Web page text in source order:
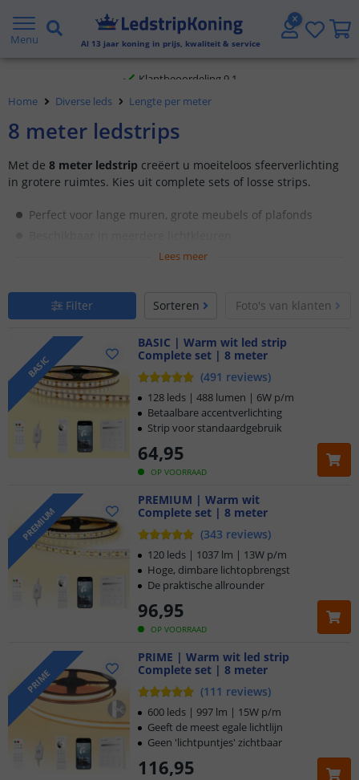
Menu Al 13 jaar koning in prijs, kwaliteit & service
Gratis verzending vanaf € 20,- NL en BE
Klantbeoordeling 9.1
Voor 23:45 uur besteld,morgen in huis
Home Diverse leds Lengte per meter
8 meter ledstrips
Met de 8 meter ledstrip creëert u moeiteloos sfeerverlichting
in grotere ruimtes. Kies uit complete sets of losse strips.
Perfect voor lange muren, grote meubels of plafonds
Duurzaam en eenvoudig te plaatsen
Lees meer
Filter Sorteren Foto's van klanten
BASIC
BASIC | Warm wit led strip
Complete set | 8 meter
(491 reviews)
OP VOORRAAD
64,95
128 leds | 488 lumen | 6W p/m
Betaalbare accentverlichting
Strip voor standaardgebruik
PREMIUM
PREMIUM | Warm wit
Complete set | 8 meter
(343 reviews)
OP VOORRAAD
96,95
120 leds | 1037 lm | 13W p/m
Hoge, dimbare lichtopbrengst
De praktische allrounder
PRIME
PRIME | Warm wit led strip
Complete set | 8 meter
(111 reviews)
116,95
600 leds | 997 lm | 15W p/m
Geeft de meest egale lichtlijn
Geen 'lichtpuntjes' zichtbaar